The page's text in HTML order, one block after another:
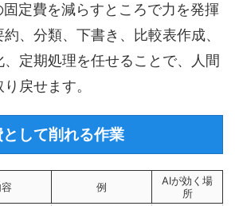
定費を減らすところで力を発揮
、分類、下書き、比較表作成、
定期処理を任せることで、人間
戻せます。
して削れる作業
例
AIが効く場
所